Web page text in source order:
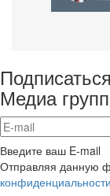
Медиа
Введите ваш E-mail
Отправляя данную